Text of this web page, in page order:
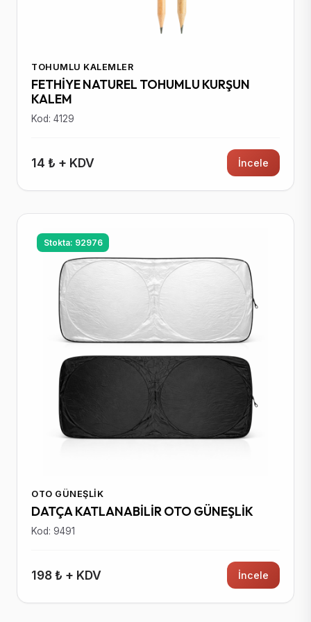
TOHUMLU KALEMLER
FETHİYE NATUREL TOHUMLU KURŞUN
KALEM
Kod: 4129
14 ₺ + KDV İncele
Stokta: 92976
OTO GÜNEŞLIK
DATÇA KATLANABİLİR OTO GÜNEŞLİK
Kod: 9491
198 ₺ + KDV İncele